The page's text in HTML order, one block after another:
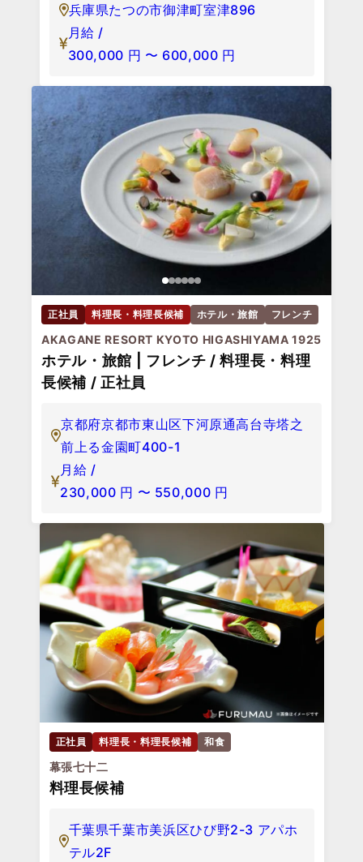
兵庫県たつの市御津町室津896
月給 /
300,000 円 〜 600,000 円
正社員 料理長・料理長候補 ホテル・旅館 フレンチ
AKAGANE RESORT KYOTO HIGASHIYAMA 1925
ホテル・旅館 | フレンチ / 料理長・料理
長候補 / 正社員
京都府京都市東山区下河原通高台寺塔之
前上る金園町400-1
月給 /
230,000 円 〜 550,000 円
正社員 料理長・料理長候補 和食
幕張七十二
料理長候補
千葉県千葉市美浜区ひび野2-3 アパホ
テル2F